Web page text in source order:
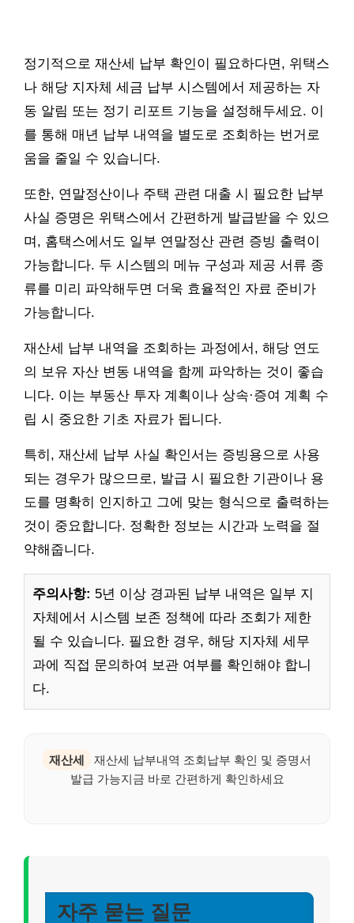
정기적으로 재산세 납부 확인이 필요하다면, 위택스
나 해당 지자체 세금 납부 시스템에서 제공하는 자
동 알림 또는 정기 리포트 기능을 설정해두세요. 이
를 통해 매년 납부 내역을 별도로 조회하는 번거로
움을 줄일 수 있습니다.
또한, 연말정산이나 주택 관련 대출 시 필요한 납부
사실 증명은 위택스에서 간편하게 발급받을 수 있으
며, 홈택스에서도 일부 연말정산 관련 증빙 출력이
가능합니다. 두 시스템의 메뉴 구성과 제공 서류 종
류를 미리 파악해두면 더욱 효율적인 자료 준비가
가능합니다.
재산세 납부 내역을 조회하는 과정에서, 해당 연도
의 보유 자산 변동 내역을 함께 파악하는 것이 좋습
니다. 이는 부동산 투자 계획이나 상속·증여 계획 수
립 시 중요한 기초 자료가 됩니다.
특히, 재산세 납부 사실 확인서는 증빙용으로 사용
되는 경우가 많으므로, 발급 시 필요한 기관이나 용
도를 명확히 인지하고 그에 맞는 형식으로 출력하는
것이 중요합니다. 정확한 정보는 시간과 노력을 절
약해줍니다.
주의사항: 5년 이상 경과된 납부 내역은 일부 지
자체에서 시스템 보존 정책에 따라 조회가 제한
될 수 있습니다. 필요한 경우, 해당 지자체 세무
과에 직접 문의하여 보관 여부를 확인해야 합니
다.
재산세
재산세 납부내역 조회납부 확인 및 증명서
발급 가능지금 바로 간편하게 확인하세요
자주 묻는 질문